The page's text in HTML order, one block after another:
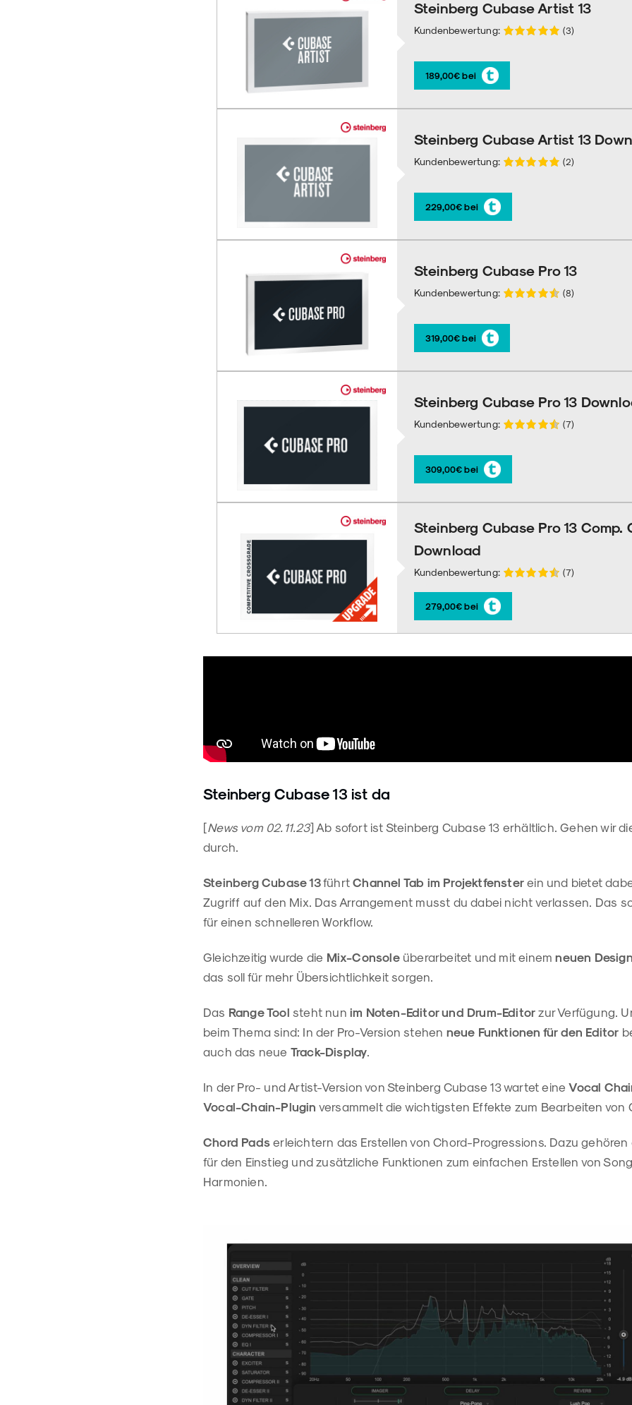
Steinberg Cubase Artist 13
Kundenbewertung: (3)
189,00€ bei
Steinberg Cubase Artist 13
Kundenbewertung: (2)
229,00€ bei
Steinberg Cubase Pro 13
Kundenbewertung: (8)
319,00€ bei
Steinberg Cubase Pro 13
Kundenbewertung: (7)
309,00€ bei
Steinberg Cubase Pro 13 Comp.
Download
Kundenbewertung: (7)
279,00€ bei
Steinberg Cubase 13 ist da
[News vom 02.11.23] Ab sofort ist Steinberg Cubase 13 erhältlich. Gehen wir
durch.
Steinberg Cubase 13führtChannel Tab im Projektfenster ein und bietet
Zugriff auf den Mix. Das Arrangement musst du dabei nicht verlassen. Das
für einen schnelleren Workflow.
Gleichzeitig wurde die Mix-Consoleüberarbeitet und mit einemneuen
das soll für mehr Übersichtlichkeit sorgen.
Das Range Tool steht nunim Noten-Editor und Drum-Editor zur Verfügung.
beim Thema sind: In der Pro-Version stehen neue Funktionen für den Editor
auch das neue Track-Display
In der Pro- und Artist-Version von Steinberg Cubase 13 wartet eineVocal
Vocal-Chain-Plugin versammelt die wichtigsten Effekte zum Bearbeiten von
Chord Pads erleichtern das Erstellen von Chord-Progressions. Dazu
für den Einstieg und zusätzliche Funktionen zum einfachen Erstellen von
Harmonien.